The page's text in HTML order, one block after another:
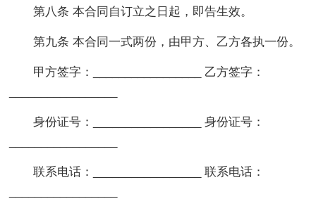
第八条 本合同自订立之日起，即告生效。
第九条 本合同一式两份，由甲方、乙方各执一份。
甲方签字：_________________ 乙方签字：
身份证号：_________________ 身份证号：
联系电话：_________________ 联系电话：